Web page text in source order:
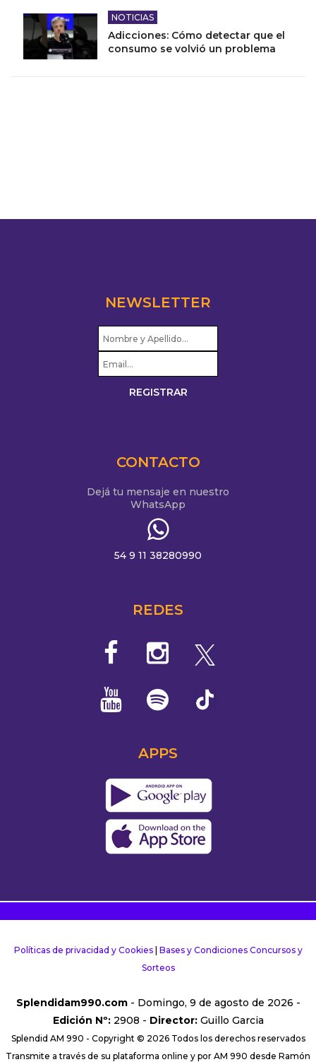
NOTICIAS
Adicciones: Cómo detectar que el
consumo se volvió un problema
NEWSLETTER
CONTACTO
Dejá tu mensaje en nuestro
WhatsApp
54 9 11 38280990
REDES
APPS
Políticas de privacidad y Cookies| Bases y Condiciones Concursos y
Sorteos
Splendidam990.com- Domingo, 9 de agosto de 2026 -
Edición Nº:2908 - Director:Guillo Garcia
Splendid AM 990 - Copyright © 2026 Todos los derechos reservados
Transmite a través de su plataforma online y por AM 990 desde Ramón